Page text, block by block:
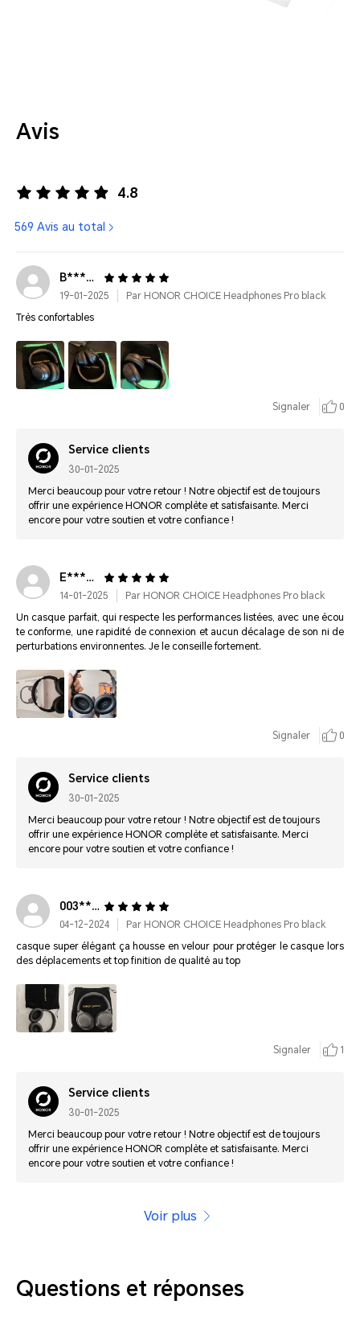
Avis
4.8
569 Avis au total
B******
19-01-2025
Par HONOR CHOICE Headphones Pro black
Très confortables
Signaler 0
Service clients
30-01-2025
Merci beaucoup pour votre retour ! Notre objectif est de toujours
offrir une expérience HONOR complète et satisfaisante. Merci
encore pour votre soutien et votre confiance !
E*******************
14-01-2025
Par HONOR CHOICE Headphones Pro black
Un casque parfait, qui respecte les performances listées, avec une écou
te conforme, une rapidité de connexion et aucun décalage de son ni de
perturbations environnentes. Je le conseille fortement.
Signaler 0
Service clients
30-01-2025
Merci beaucoup pour votre retour ! Notre objectif est de toujours
offrir une expérience HONOR complète et satisfaisante. Merci
encore pour votre soutien et votre confiance !
003******4454
04-12-2024
Par HONOR CHOICE Headphones Pro black
casque super élégant ça housse en velour pour protéger le casque lors
des déplacements et top finition de qualité au top
Signaler 1
Service clients
30-01-2025
Merci beaucoup pour votre retour ! Notre objectif est de toujours
offrir une expérience HONOR complète et satisfaisante. Merci
encore pour votre soutien et votre confiance !
Voir plus
Questions et réponses